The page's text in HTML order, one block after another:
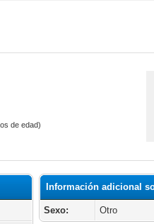
de edad)
Información adicional
Sexo: Otro